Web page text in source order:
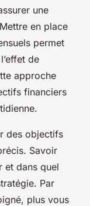
une
en place
permet
de
approche
financiers
des objectifs
Savoir
et dans quel
Par
plus vous